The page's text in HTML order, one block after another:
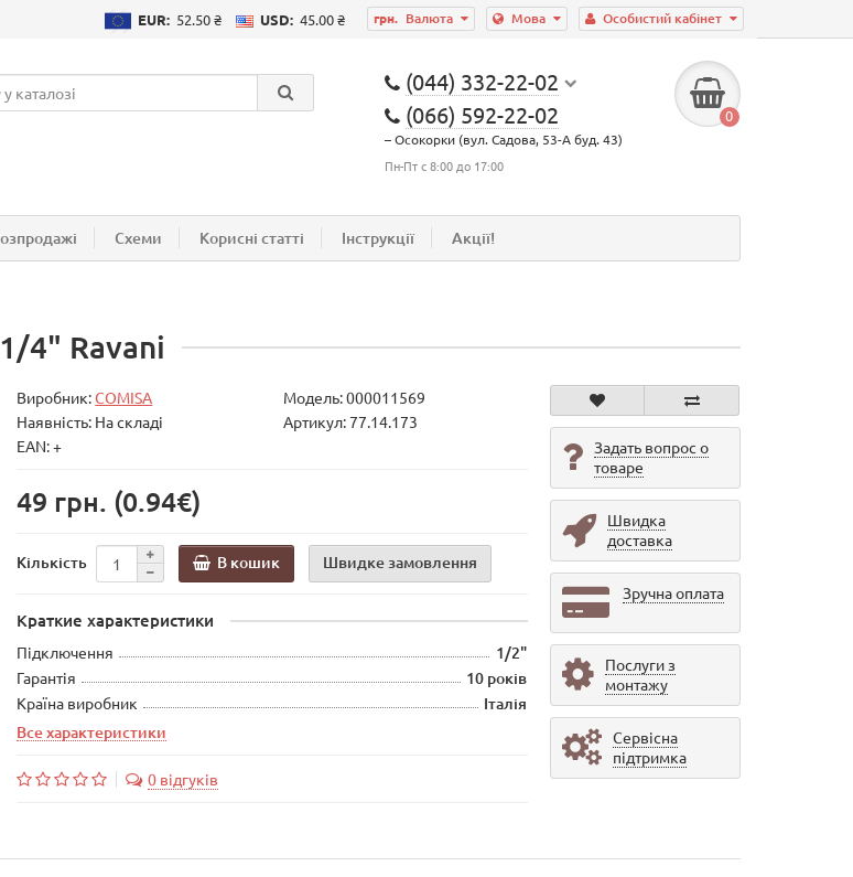
Особистий кабінет
Мова
грн. Валюта
EUR: 52.50 ₴ USD: 45.00 ₴
(044) 332-22-02
(066) 592-22-02
– Осокорки (вул. Садова, 53-А буд. 43)
Пн-Пт с 8:00 до 17:00
0
Схеми Корисні статті Інструкції Акції!
4" Ravani
Виробник:COMISA Модель:000011569
Наявність: На складі
Артикул: 77.14.173
EAN: +
49 грн. (0.94€)
Кількість В кошик Швидке замовлення
Краткие характеристики
Підключення 1/2"
Гарантія 10 років
Країна виробник
Італія
Все характеристики
0 відгуків
Задать вопрос о
товаре
Швидка
доставка
Зручна оплата
Послуги з
монтажу
Сервісна
підтримка